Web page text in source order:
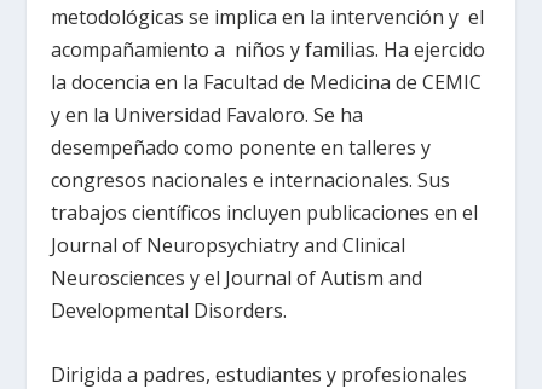
metodológicas se implica en la intervención y el
acompañamiento a niños y familias. Ha ejercido
la docencia en la Facultad de Medicina de CEMIC
y en la Universidad Favaloro. Se ha
desempeñado como ponente en talleres y
congresos nacionales e internacionales. Sus
trabajos científicos incluyen publicaciones en el
Journal of Neuropsychiatry and Clinical
Neurosciences y el Journal of Autism and
Developmental Disorders.
Dirigida a padres, estudiantes y profesionales